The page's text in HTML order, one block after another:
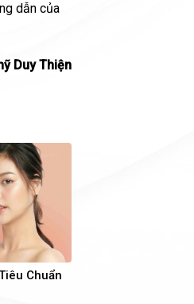
dẫn của
Duy Thiện
Chuẩn